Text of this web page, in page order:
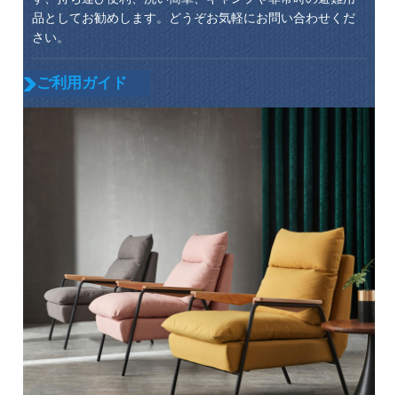
品としてお勧めします。どうぞお気軽にお問い合わせくだ
さい。
ご利用ガイド